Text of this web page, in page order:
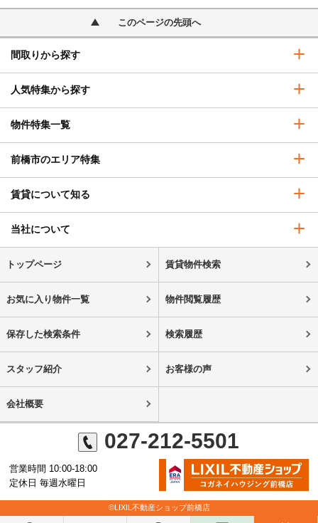
このページの先頭へ
間取りから探す
人気特集から探す
物件特集一覧
前橋市のエリア特集
賃貸について知る
当社について
トップページ 賃貸物件検索
お気に入り物件一覧 物件閲覧履歴
保存した検索条件 検索履歴
スタッフ紹介 お客様の声
会社概要
027-212-5501
営業時間 10:00-18:00
定休日 毎週水曜日
©LIXIL不動産ショップ前橋店